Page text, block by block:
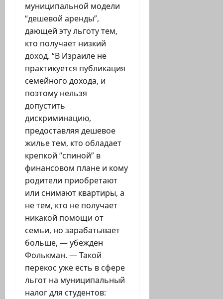
муниципальной модели
“дешевой аренды”,
дающей эту льготу тем,
кто получает низкий
доход. “В Израиле не
практикуется публикация
семейного дохода, и
поэтому нельзя
допустить
дискриминацию,
предоставляя дешевое
жилье тем, кто обладает
крепкой “спиной” в
финансовом плане и кому
родители приобретают
или снимают квартиры, а
не тем, кто не получает
никакой помощи от
семьи, но зарабатывает
больше, — убежден
Фолькман. — Такой
перекос уже есть в сфере
льгот на муниципальный
налог для студентов: